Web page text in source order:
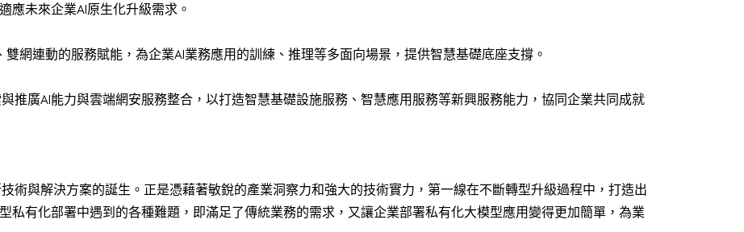
應未來企業AI原生化升級需求。
網連動的服務賦能，為企業AI業務應用的訓練、推理等多面向場景，提供智慧基礎底座支撐。
推廣AI能力與雲端網安服務整合，以打造智慧基礎設施服務、智慧應用服務等新興服務能力，協同企業共同成就
術與解決方案的誕生。正是憑藉著敏銳的產業洞察力和強大的技術實力，第一線在不斷轉型升級過程中，打造出
私有化部署中遇到的各種難題，即滿足了傳統業務的需求，又讓企業部署私有化大模型應用變得更加簡單，為業